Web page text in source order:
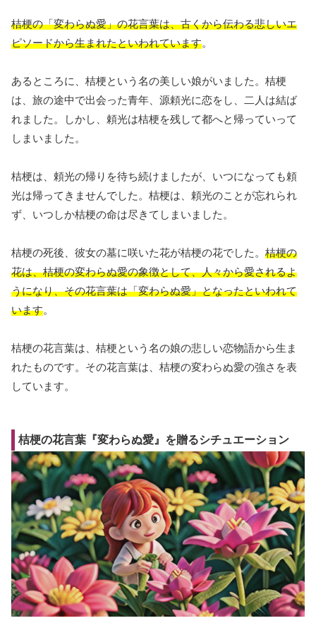
桔梗の「変わらぬ愛」の花言葉は、古くから伝わる悲しいエ
ピソードから生まれたといわれています。
あるところに、桔梗という名の美しい娘がいました。桔梗
は、旅の途中で出会った青年、源頼光に恋をし、二人は結ば
れました。しかし、頼光は桔梗を残して都へと帰っていって
しまいました。
桔梗は、頼光の帰りを待ち続けましたが、いつになっても頼
光は帰ってきませんでした。桔梗は、頼光のことが忘れられ
ず、いつしか桔梗の命は尽きてしまいました。
桔梗の死後、彼女の墓に咲いた花が桔梗の花でした。 桔梗の
花は、桔梗の変わらぬ愛の象徴として、人々から愛されるよ
うになり、その花言葉は「変わらぬ愛」となったといわれて
います。
桔梗の花言葉は、桔梗という名の娘の悲しい恋物語から生ま
れたものです。その花言葉は、桔梗の変わらぬ愛の強さを表
しています。
桔梗の花言葉『変わらぬ愛』を贈るシチュエーション